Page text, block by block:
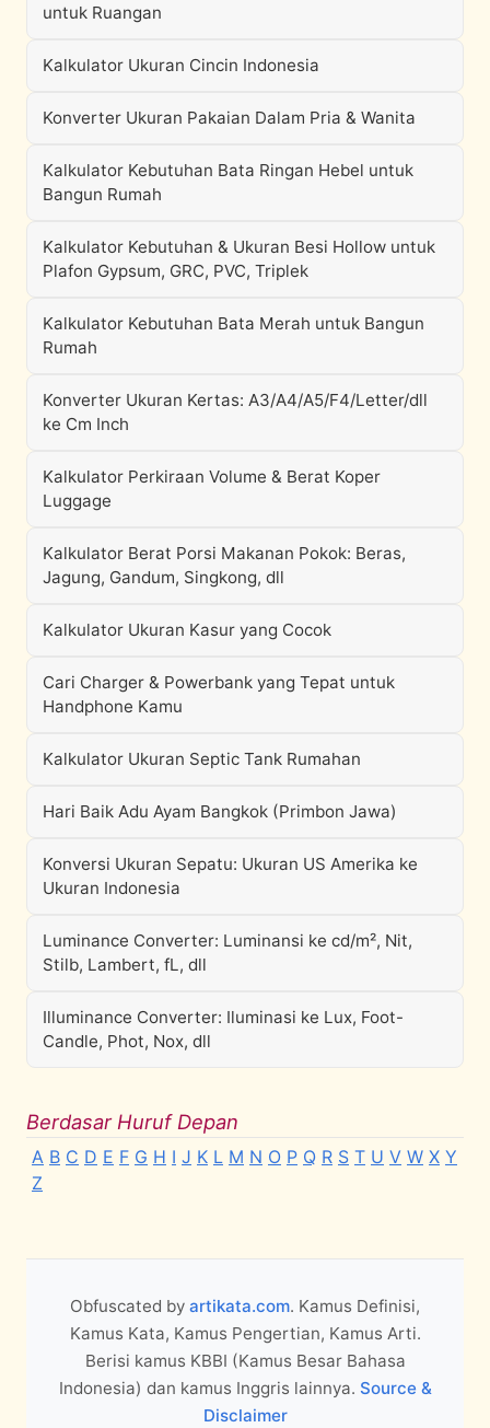
untuk Ruangan
Kalkulator Ukuran Cincin Indonesia
Konverter Ukuran Pakaian Dalam Pria & Wanita
Kalkulator Kebutuhan Bata Ringan Hebel untuk
Bangun Rumah
Kalkulator Kebutuhan & Ukuran Besi Hollow untuk
Plafon Gypsum, GRC, PVC, Triplek
Kalkulator Kebutuhan Bata Merah untuk Bangun
Rumah
Konverter Ukuran Kertas: A3/A4/A5/F4/Letter/dll
ke Cm Inch
Kalkulator Perkiraan Volume & Berat Koper
Luggage
Kalkulator Berat Porsi Makanan Pokok: Beras,
Jagung, Gandum, Singkong, dll
Kalkulator Ukuran Kasur yang Cocok
Cari Charger & Powerbank yang Tepat untuk
Handphone Kamu
Kalkulator Ukuran Septic Tank Rumahan
Hari Baik Adu Ayam Bangkok (Primbon Jawa)
Konversi Ukuran Sepatu: Ukuran US Amerika ke
Ukuran Indonesia
Luminance Converter: Luminansi ke cd/m², Nit,
Stilb, Lambert, fL, dll
Illuminance Converter: Iluminasi ke Lux, Foot-
Candle, Phot, Nox, dll
Berdasar Huruf Depan
A B C D E F G H I J K L M N O P Q R S T U V W X Y
Z
Obfuscated by artikata.com. Kamus Definisi,
Kamus Kata, Kamus Pengertian, Kamus Arti.
Berisi kamus KBBI (Kamus Besar Bahasa
Indonesia) dan kamus Inggris lainnya. Source &
Disclaimer